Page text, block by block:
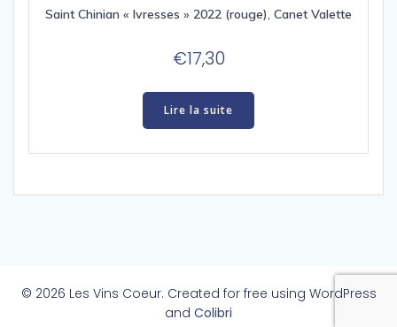
Saint Chinian « Ivresses » 2022 (rouge), Canet Valette
€17,30
Lire la suite
© 2026 Les Vins Coeur. Created for free using WordPress
and Colibri